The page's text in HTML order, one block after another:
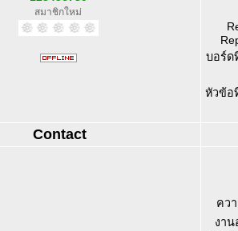
สมาชิกใหม่
บอร์ด
หัวข้อ
Contact
คว
งาน